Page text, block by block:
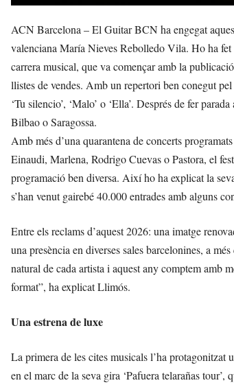
ACN Barcelona – El Guitar BCN ha engegat
valenciana María Nieves Rebolledo Vila. Ho ha fet
carrera musical, que va començar amb la
llistes de vendes. Amb un repertori ben conegut pel
‘Tu silencio’, ‘Malo’ o ‘Ella’. Després de fer
Bilbao o Saragossa.
Amb més d’una quarantena de concerts
Einaudi, Marlena, Rodrigo Cuevas o Pastora, el
programació ben diversa. Així ho ha explicat la
s’han venut gairebé 40.000 entrades amb alguns
Entre els reclams d’aquest 2026: una imatge
una presència en diverses sales barcelonines, a
natural de cada artista i aquest any comptem amb
format”, ha explicat Llimós.
Una estrena de luxe
La primera de les cites musicals l’ha protagonitzat
en el marc de la seva gira ‘Pafuera telarañas